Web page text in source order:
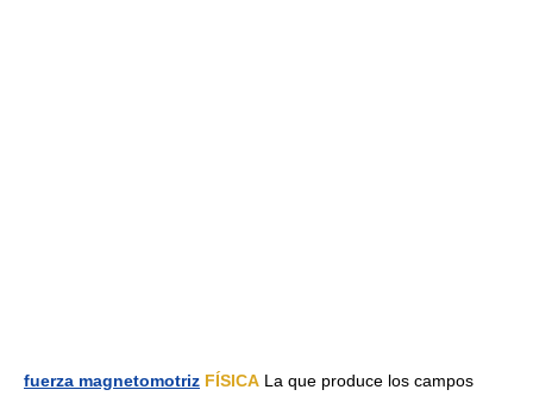
fuerza magnetomotriz FÍSICA La que produce los campos